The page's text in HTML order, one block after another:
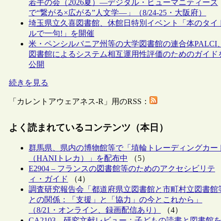
若手の会（2026夏）―デジタル・ヒューマニティーズ
で“繋がる×広がる”人文学―」（8/24-25・大阪府）
埼玉県立久喜図書館、休館日特別イベント「本のタイ
ルで一句!」を開催
米・ペンシルバニア州等の大学図書館の連合体PALCI、
図書館によるシステム相互運用性評価のためのガイド
公開
続きを見る
「カレントアウェアネス-R」用のRSS：
よく読まれているコンテンツ（本日）
群馬県、県内の博物館等で「埴輪トレーディングカー
（HANIトレカ）」を配布中
（5）
E2904 – フランスの図書館等のためのアクセシビリテ
ィ・ガイド
（4）
調査研究報告会「都道府県立図書館と市町村立図書館
との関係：「支援」と「協力」の今とこれから」
（8/21・オンライン、録画配信あり）
（4）